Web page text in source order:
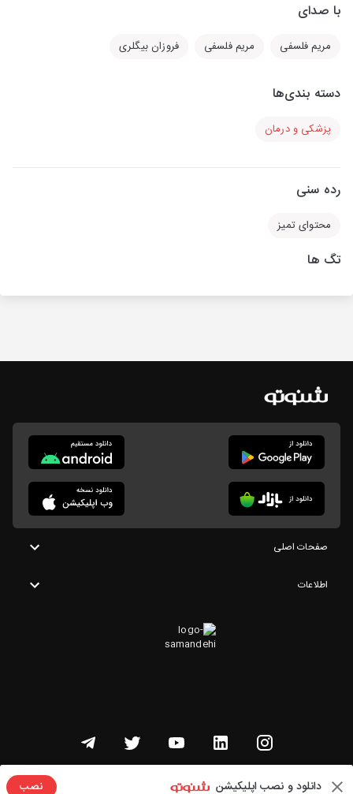
با صدای
مریم فلسفی مریم فلسفی فروزان بیگلری
دسته بندی‌ها
پزشکی و درمان
رده سنی
محتوای تمیز
تگ ها
دانلود و نصب اپلیکیشن نصب
صفحات اصلی
اطلاعات
تمامی حقوق این وبسایت متعلق به شنوتو است